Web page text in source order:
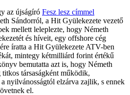
az újságíró Fesz lesz címmel
Sándorról, a Hit Gyülekezete vezető
mellett leleplezte, hogy Németh
és híveit, egy offshore cég
íratta a Hit Gyülekezete ATV-ben
mintegy kétmilliárd forint értékű
bemutatta azt is, hogy Németh
társaságként működik,
nyilvánosságtól elzárva zajlik, s ennek
el.